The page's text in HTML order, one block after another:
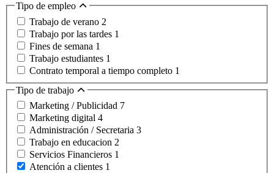
Tipo de empleo
Trabajo de verano 2
Trabajo por las tardes 1
Fines de semana 1
Trabajo estudiantes 1
Contrato temporal a tiempo completo 1
Tipo de trabajo
Marketing / Publicidad 7
Marketing digital 4
Administración / Secretaria 3
Trabajo en educacion 2
Servicios Financieros 1
Atención a clientes 1